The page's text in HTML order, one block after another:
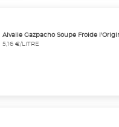
Alvalle Gazpacho Soupe Froide
5,16 €/LITRE